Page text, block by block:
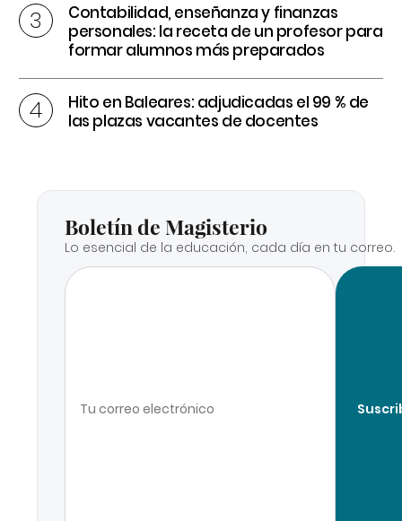
Contabilidad, enseñanza y finanzas
personales: la receta de un profesor para
formar alumnos más preparados
Hito en Baleares: adjudicadas el 99 % de
las plazas vacantes de docentes
Boletín de Magisterio
Lo esencial de la educación, cada día en tu correo.